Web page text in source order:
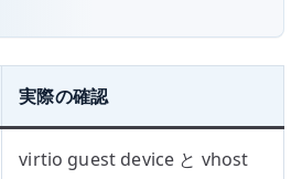
実際の確認
virtio guest device と vhost